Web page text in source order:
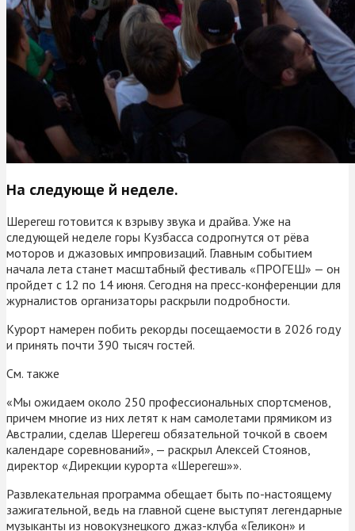
На следующе й неделе.
Шерегеш готовится к взрыву звука и драйва. Уже на
следующей неделе горы Кузбасса содрогнутся от рёва
моторов и джазовых импровизаций. Главным событием
начала лета станет масштабный фестиваль «ПРОГЕШ» — он
пройдет с 12 по 14 июня. Сегодня на пресс-конференции для
журналистов организаторы раскрыли подробности.
Курорт намерен побить рекорды посещаемости в 2026 году
и принять почти 390 тысяч гостей.
См. также
«Мы ожидаем около 250 профессиональных спортсменов,
причем многие из них летят к нам самолетами прямиком из
Австралии, сделав Шерегеш обязательной точкой в своем
календаре соревнований», — раскрыл Алексей Стоянов,
директор «Дирекции курорта «Шерегеш»».
Развлекательная программа обещает быть по-настоящему
зажигательной, ведь на главной сцене выступят легендарные
музыканты из новокузнецкого джаз-клуба «Геликон» и